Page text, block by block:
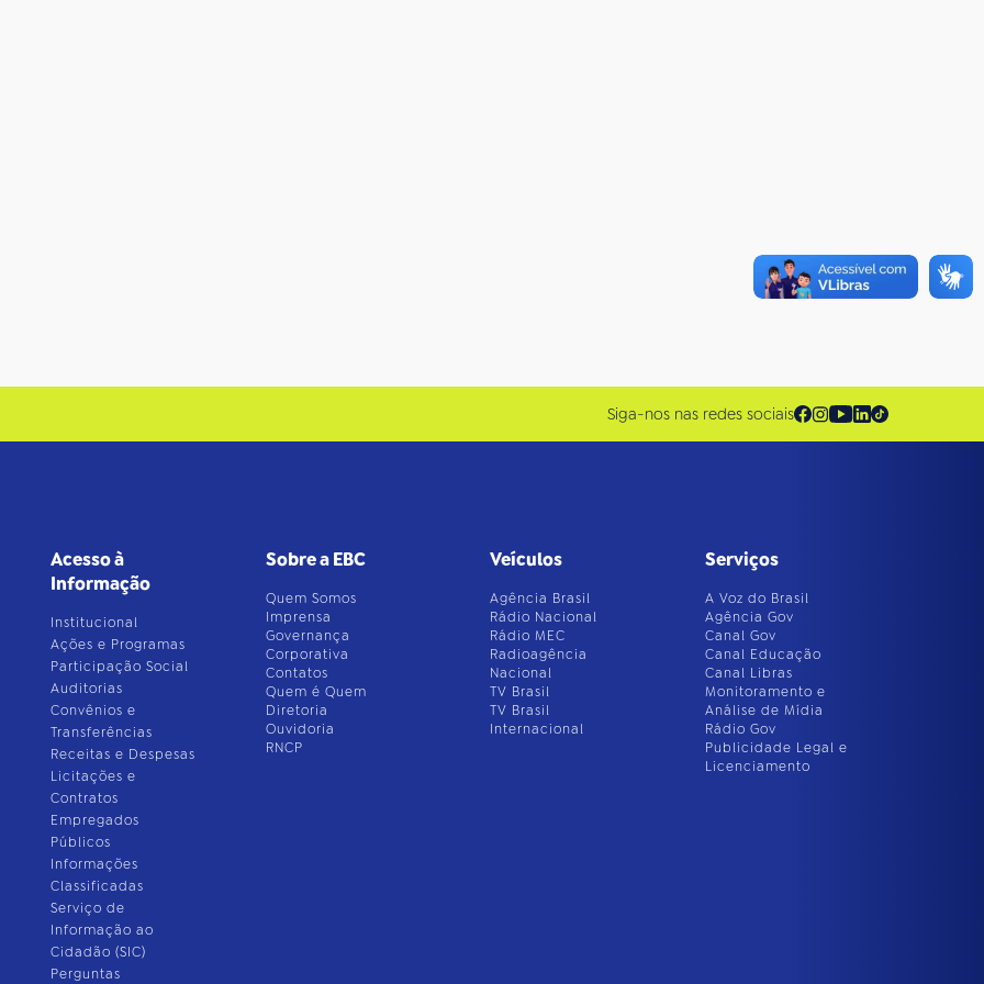
Siga-nos nas redes sociais
Acesso à
Informação
Institucional
Ações e Programas
Participação Social
Auditorias
Convênios e
Transferências
Receitas e Despesas
Licitações e
Contratos
Empregados
Públicos
Informações
Classificadas
Serviço de
Informação ao
Cidadão (SIC)
Perguntas
Sobre a EBC
Quem Somos
Imprensa
Governança
Corporativa
Contatos
Quem é Quem
Diretoria
Ouvidoria
RNCP
Veículos
Agência Brasil
Rádio Nacional
Rádio MEC
Radioagência
Nacional
TV Brasil
TV Brasil
Internacional
Serviços
A Voz do Brasil
Agência Gov
Canal Gov
Canal Educação
Canal Libras
Monitoramento e
Análise de Mídia
Rádio Gov
Publicidade Legal e
Licenciamento